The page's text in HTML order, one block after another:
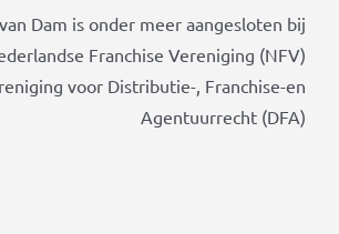
Dam is onder meer aangesloten bij
Franchise Vereniging (NFV)
voor Distributie-, Franchise-en
Agentuurrecht (DFA)